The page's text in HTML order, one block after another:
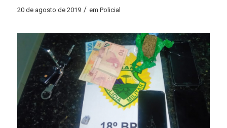
20 de agosto de 2019 / em Policial